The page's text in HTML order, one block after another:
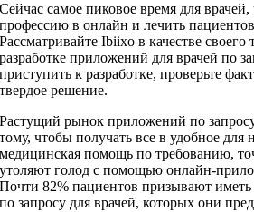
Сейчас самое пиковое время для
профессию в онлайн и лечить
Рассматривайте Ibiixo в качестве своего
разработке приложений для врачей по
приступить к разработке, проверьте
твердое решение.
Растущий рынок приложений по
тому, чтобы получать все в удобное
медицинская помощь по требованию,
утоляют голод с помощью онлайн-
Почти 82% пациентов призывают
по запросу для врачей, которых они